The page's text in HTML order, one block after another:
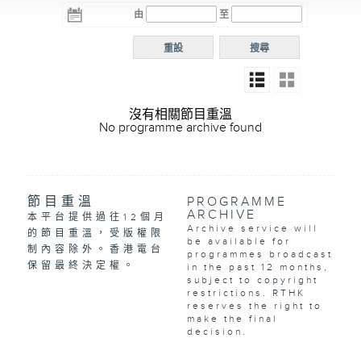
電台 電台
R5
電台
普通
由 至
搜尋
重設
沒有相關節目重溫
No programme archive found
節目重溫
本平台提供過往12個月
的節目重溫，受版權限
制內容除外。香港電台
保留最終決定權。
PROGRAMME
ARCHIVE
Archive service will
be available for
programmes broadcast
in the past 12 months,
subject to copyright
restrictions. RTHK
reserves the right to
make the final
decision.